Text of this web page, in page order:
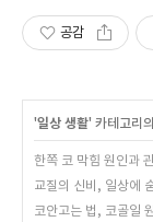
공감
'일상 생활' 카테고리
한쪽 코 막힘 원인과
교질의 신비, 일상에
코안고는 법, 코골일